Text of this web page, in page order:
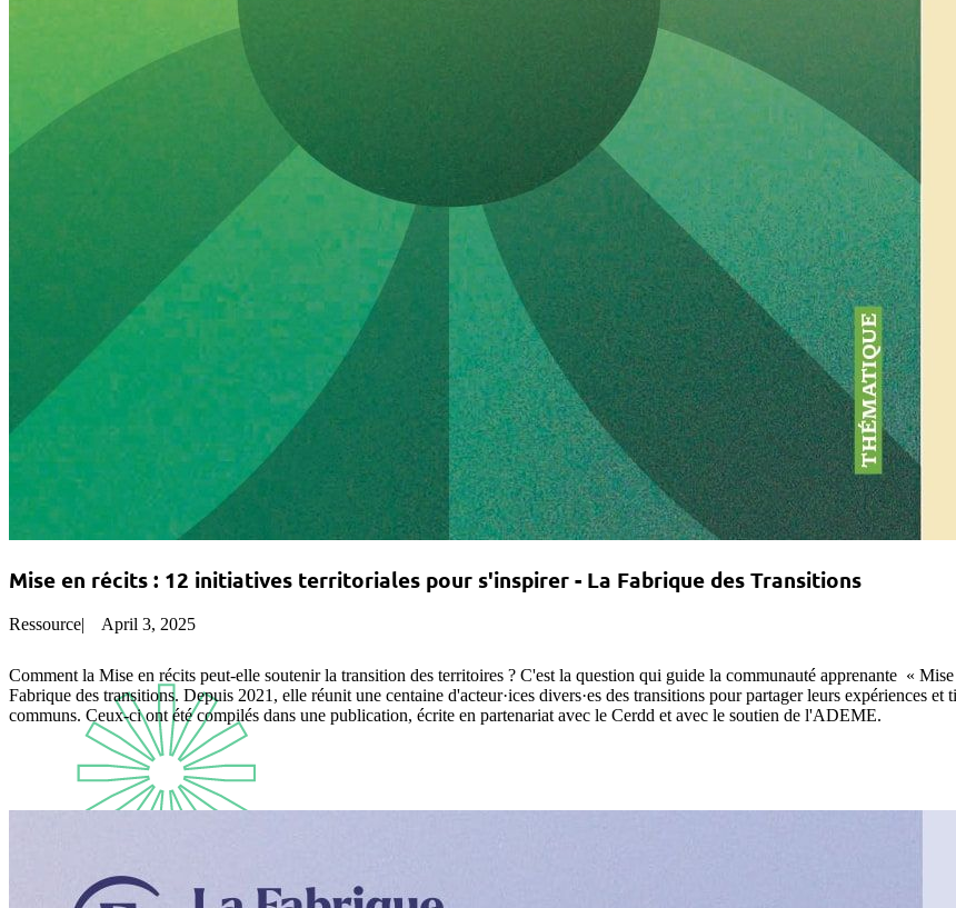
Mise en récits : 12 initiatives territoriales pour s'inspirer - La Fabrique des Transitions
Ressource| April 3, 2025
Comment la Mise en récits peut-elle soutenir la transition des territoires ? C'est la question qui guide la communauté apprenante «
Fabrique des transitions. Depuis 2021, elle réunit une centaine d'acteur·ices divers·es des transitions pour partager leurs expériences et
communs. Ceux-ci ont été compilés dans une publication, écrite en partenariat avec le Cerdd et avec le soutien de l'ADEME.